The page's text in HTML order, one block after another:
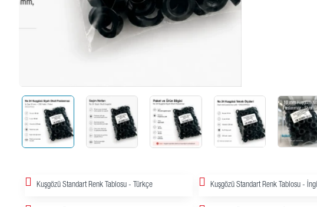
Kuşgözü Standart Renk Tablosu - Türkçe Kuşgözü Standart Renk Tablosu -